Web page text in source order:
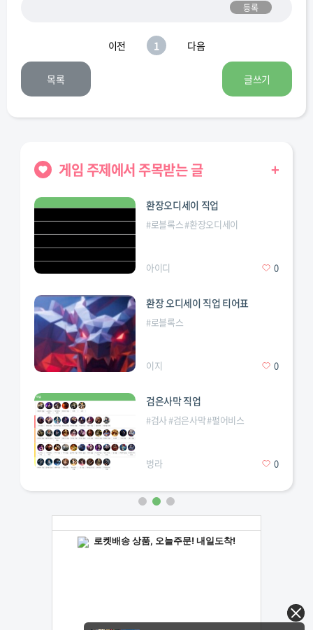
등록
이전 1 다음
목록 글쓰기
게임 주제에서 주목받는 글 +
환장오디세이 직업
#로블록스#환장오디세이
아이디 0
환장 오디세이 직업 티어표
#로블록스
이지 0
검은사막 직업
#검사#검은사막#펄어비스
벙라 0